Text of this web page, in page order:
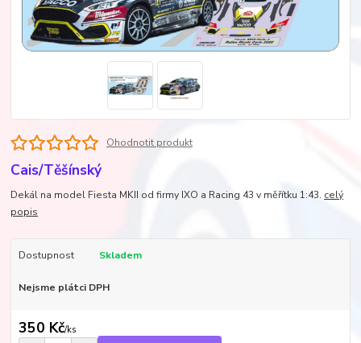
Ohodnotit produkt
Cais/Těšínský
Dekál na model Fiesta MKII od firmy IXO a Racing 43 v měřítku 1:43. celý
popis
Dostupnost Skladem
Nejsme plátci DPH
350 Kč/ks